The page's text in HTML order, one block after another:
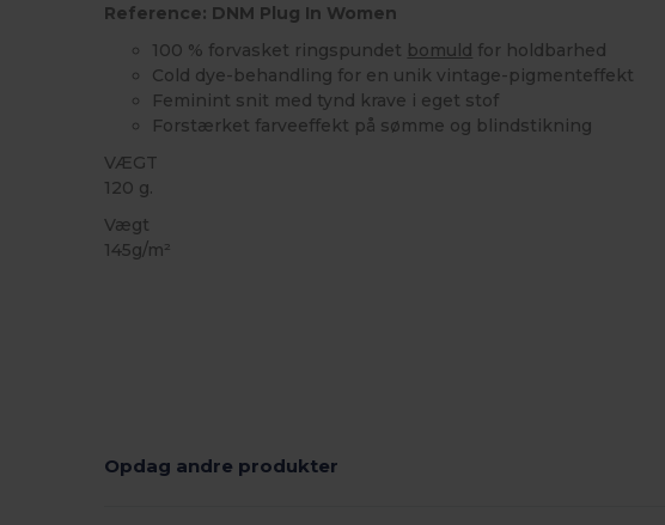
Reference: DNM Plug In Women
100 % forvasket ringspundet bomuld for holdbarhed
Cold dye-behandling for en unik vintage-pigmenteffekt
Feminint snit med tynd krave i eget stof
Forstærket farveeffekt på sømme og blindstikning
VÆGT
120 g.
Vægt
145g/m²
Opdag andre produkter